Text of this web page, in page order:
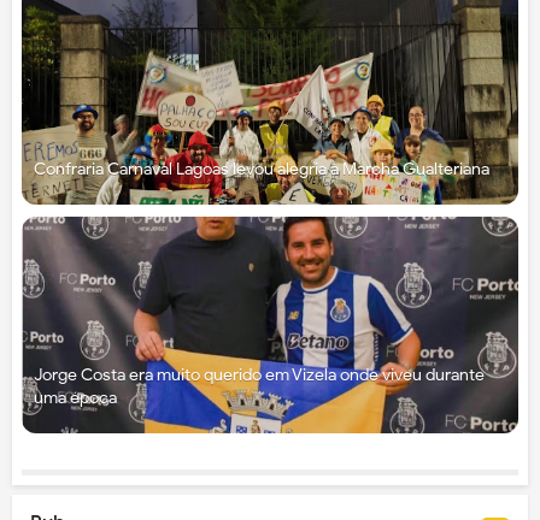
Confraria Carnaval Lagoas levou alegria à Marcha Gualteriana
Jorge Costa era muito querido em Vizela onde viveu durante
uma época